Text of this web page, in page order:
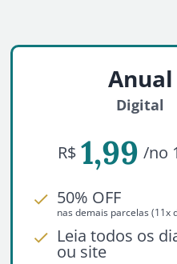
Anual
Digital
R$ 1,99 /no
50% OFF
nas demais parcelas (11x
Leia todos os
ou site